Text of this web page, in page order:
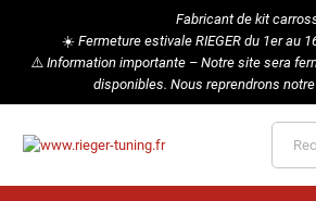
Fabricant de kit
☀️ Fermeture estivale RIEGER du 1er au
⚠️ Information importante – Notre site sera
disponibles. Nous reprendrons